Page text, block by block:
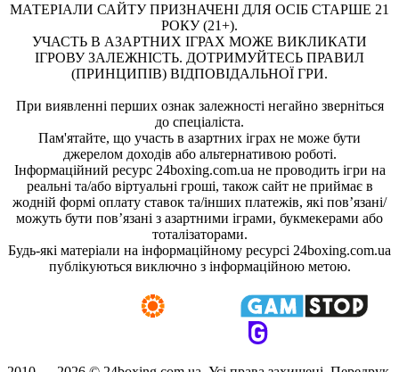
МАТЕРІАЛИ САЙТУ ПРИЗНАЧЕНІ ДЛЯ ОСІБ СТАРШЕ 21
РОКУ (21+).
УЧАСТЬ В АЗАРТНИХ ІГРАХ МОЖЕ ВИКЛИКАТИ
ІГРОВУ ЗАЛЕЖНІСТЬ. ДОТРИМУЙТЕСЬ ПРАВИЛ
(ПРИНЦИПІВ) ВІДПОВІДАЛЬНОЇ ГРИ.
При виявленні перших ознак залежності негайно зверніться
до спеціаліста.
Пам'ятайте, що участь в азартних іграх не може бути
джерелом доходів або альтернативою роботі.
Інформаційний ресурс 24boxing.com.ua не проводить ігри на
реальні та/або віртуальні гроші, також сайт не приймає в
жодній формі оплату ставок та/інших платежів, які пов’язані/
можуть бути пов’язані з азартними іграми, букмекерами або
тоталізаторами.
Будь-які матеріали на інформаційному ресурсі 24boxing.com.ua
публікуються виключно з інформаційною метою.